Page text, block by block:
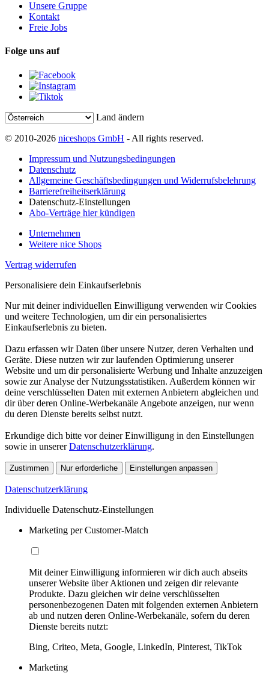
Unsere Gruppe
Kontakt
Freie Jobs
Folge uns auf
Land ändern
© 2010-2026 niceshops GmbH - All rights reserved.
Impressum und Nutzungsbedingungen
Datenschutz
Allgemeine Geschäftsbedingungen und Widerrufsbelehrung
Barrierefreiheitserklärung
Datenschutz-Einstellungen
Abo-Verträge hier kündigen
Unternehmen
Weitere nice Shops
Vertrag widerrufen
Personalisiere dein Einkaufserlebnis
Nur mit deiner individuellen Einwilligung verwenden wir Cookies
und weitere Technologien, um dir ein personalisiertes
Einkaufserlebnis zu bieten.
Dazu erfassen wir Daten über unsere Nutzer, deren Verhalten und
Geräte. Diese nutzen wir zur laufenden Optimierung unserer
Website und um dir personalisierte Werbung und Inhalte anzuzeigen
sowie zur Analyse der Nutzungsstatistiken. Außerdem können wir
deine verschlüsselten Daten mit externen Anbietern abgleichen und
dir über deren Online-Werbekanäle Angebote anzeigen, nur wenn
du deren Dienste bereits selbst nutzt.
Erkundige dich bitte vor deiner Einwilligung in den Einstellungen
sowie in unsererDatenschutzerklärung.
Zustimmen Nur erforderliche Einstellungen anpassen
Datenschutzerklärung
Individuelle Datenschutz-Einstellungen
Marketing per Customer-Match
Mit deiner Einwilligung informieren wir dich auch abseits
unserer Website über Aktionen und zeigen dir relevante
Produkte. Dazu gleichen wir deine verschlüsselten
personenbezogenen Daten mit folgenden externen Anbietern
ab und nutzen deren Online-Werbekanäle, sofern du deren
Dienste bereits nutzt:
Bing, Criteo, Meta, Google, LinkedIn, Pinterest, TikTok
Marketing